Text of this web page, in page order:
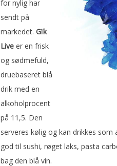
for nylig har
sendt på
markedet. Gïk
Live er en frisk
og sødmefuld,
druebaseret blå
drik med en
alkoholprocent
på 11,5. Den
serveres kølig og kan drikkes
god til sushi, røget laks, pasta
bag den blå vin.